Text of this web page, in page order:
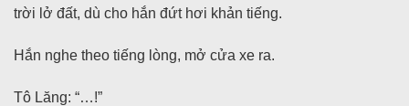
trời lở đất, dù cho hắn đứt hơi khản tiếng.
Hắn nghe theo tiếng lòng, mở cửa xe ra.
Tô Lăng: “…!”